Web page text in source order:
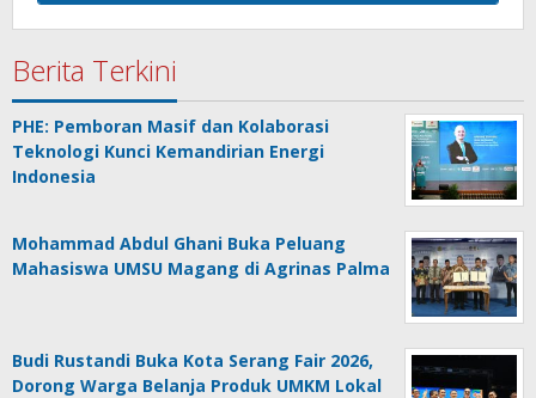
Berita Terkini
PHE: Pemboran Masif dan Kolaborasi
Teknologi Kunci Kemandirian Energi
Indonesia
Mohammad Abdul Ghani Buka Peluang
Mahasiswa UMSU Magang di Agrinas Palma
Budi Rustandi Buka Kota Serang Fair 2026,
Dorong Warga Belanja Produk UMKM Lokal